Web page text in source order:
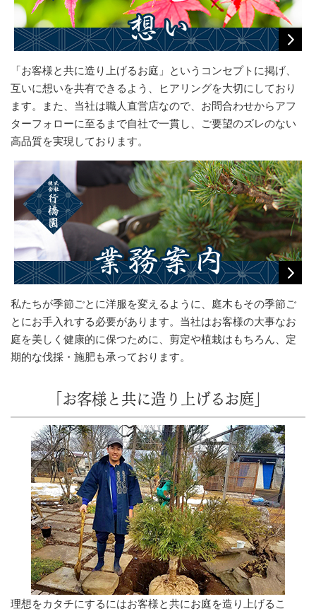
「お客様と共に造り上げるお庭」というコンセプトに掲げ、
互いに想いを共有できるよう、ヒアリングを大切にしており
ます。また、当社は職人直営店なので、お問合わせからアフ
ターフォローに至るまで自社で一貫し、ご要望のズレのない
高品質を実現しております。
私たちが季節ごとに洋服を変えるように、庭木もその季節ご
とにお手入れする必要があります。当社はお客様の大事なお
庭を美しく健康的に保つために、剪定や植栽はもちろん、定
期的な伐採・施肥も承っております。
「お客様と共に造り上げるお庭」
理想をカタチにするにはお客様と共にお庭を造り上げるこ